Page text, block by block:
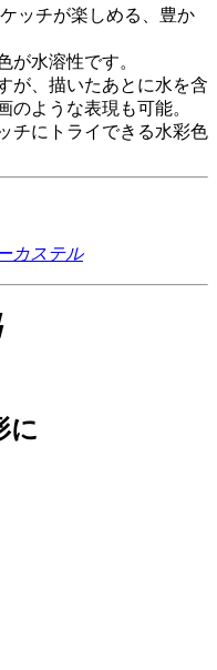
ッチが楽しめる、豊か
が水溶性です。
が、描いたあとに水を含
のような表現も可能。
チにトライできる水彩色
カステル
に